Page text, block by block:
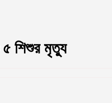
৫ শিশুর মৃত্যু